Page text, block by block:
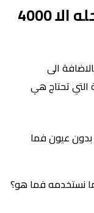
اصعب لغز في العالم لم يحله الا 4000
الى
التي تحتاج هي
بدون عيون فما
نستخدمه فما هو؟